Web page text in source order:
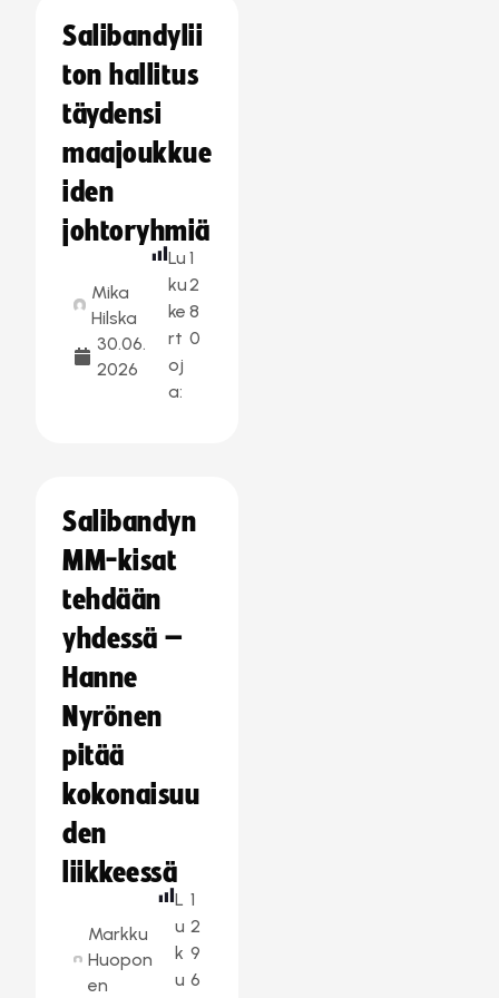
Salibandylii
ton hallitus
täydensi
maajoukkue
iden
johtoryhmiä
Mika
Hilska
30.06.
2026
Lu
ku
ke
rt
oj
a:
1
2
8
0
Salibandyn
MM-kisat
tehdään
yhdessä –
Hanne
Nyrönen
pitää
kokonaisuu
den
liikkeessä
Markku
Huopon
en
L
u
k
u
1
2
9
6